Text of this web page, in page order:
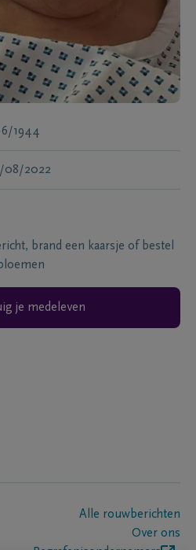
1944
08/2022
brand een kaarsje of bestel
bloemen
je medeleven
Alle rouwberichten
Over ons